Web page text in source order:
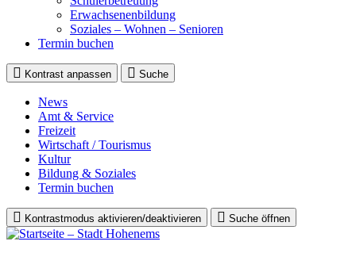
Erwachsenenbildung
Soziales – Wohnen – Senioren
Termin buchen
Kontrast anpassen Suche
News
Amt & Service
Freizeit
Wirtschaft / Tourismus
Kultur
Bildung & Soziales
Termin buchen
Kontrastmodus aktivieren/deaktivieren Suche öffnen